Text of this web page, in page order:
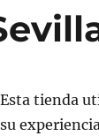
tienda